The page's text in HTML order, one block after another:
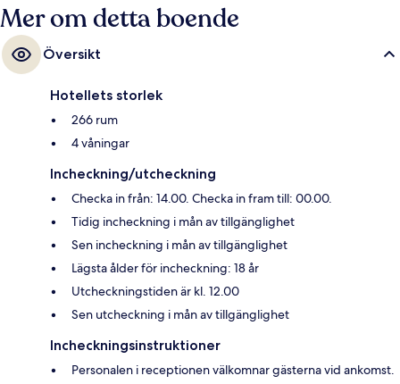
Mer om detta boende
Översikt
Hotellets storlek
266 rum
4 våningar
Incheckning/utcheckning
Checka in från: 14.00. Checka in fram till: 00.00.
Tidig incheckning i mån av tillgänglighet
Sen incheckning i mån av tillgänglighet
Lägsta ålder för incheckning: 18 år
Utcheckningstiden är kl. 12.00
Sen utcheckning i mån av tillgänglighet
Incheckningsinstruktioner
Personalen i receptionen välkomnar gästerna vid ankomst.